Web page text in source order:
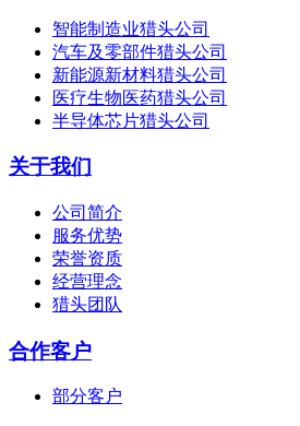
智能制造业猎头公司
汽车及零部件猎头公司
新能源新材料猎头公司
医疗生物医药猎头公司
半导体芯片猎头公司
关于我们
公司简介
服务优势
荣誉资质
经营理念
猎头团队
合作客户
部分客户